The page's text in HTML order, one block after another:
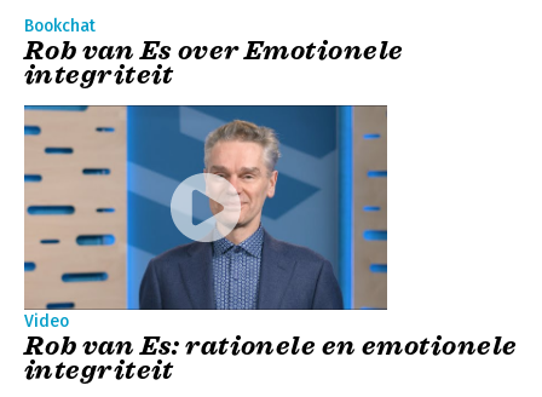
Bookchat
Rob van Es over Emotionele
integriteit
Video
Rob van Es: rationele en emotionele
integriteit